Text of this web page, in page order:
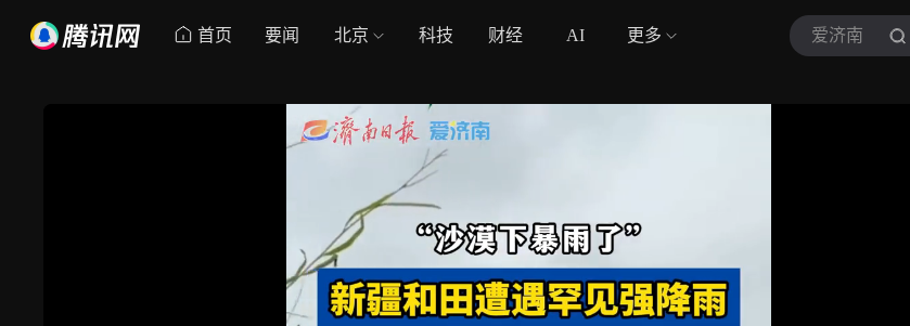
首页 要闻 北京 科技 财经 AI 更多 爱济南